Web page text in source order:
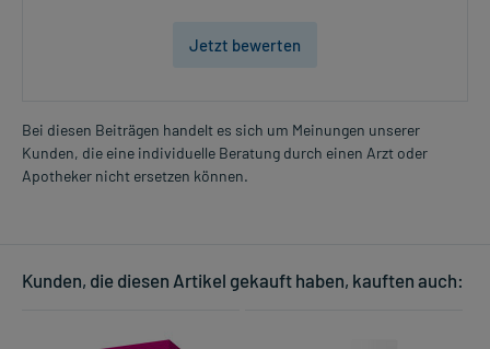
Jetzt bewerten
Bei diesen Beiträgen handelt es sich um Meinungen unserer
Kunden, die eine individuelle Beratung durch einen Arzt oder
Apotheker nicht ersetzen können.
Kunden, die diesen Artikel gekauft haben, kauften auch: